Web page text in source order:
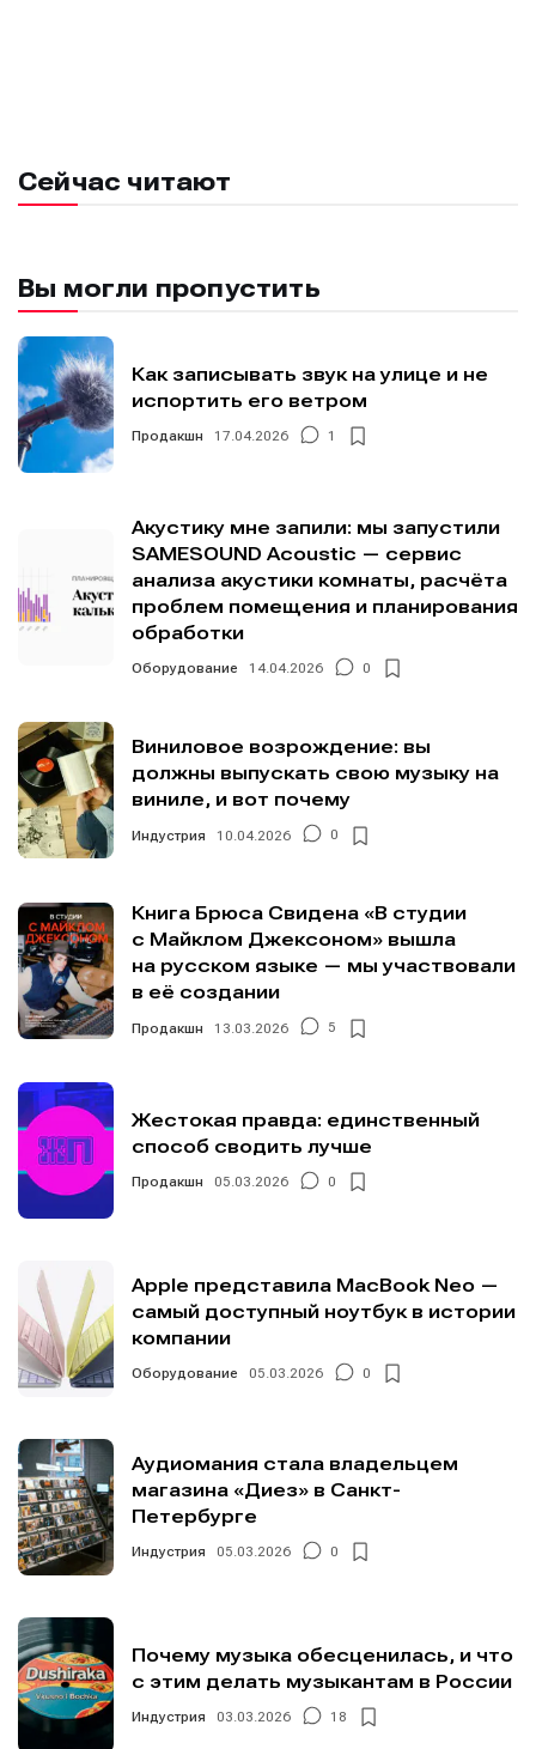
Сейчас читают
Вы могли пропустить
Как записывать звук на улице и не
испортить его ветром
Продакшн 17.04.2026 1
Акустику мне запили: мы запустили
SAMESOUND Acoustic — сервис
анализа акустики комнаты, расчёта
проблем помещения и планирования
обработки
Оборудование 14.04.2026 0
Виниловое возрождение: вы
должны выпускать свою музыку на
виниле, и вот почему
Индустрия 10.04.2026 0
Книга Брюса Свидена «В студии
с Майклом Джексоном» вышла
на русском языке — мы участвовали
в её создании
Продакшн 13.03.2026 5
Жестокая правда: единственный
способ сводить лучше
Продакшн 05.03.2026 0
Apple представила MacBook Neo —
самый доступный ноутбук в истории
компании
Оборудование 05.03.2026 0
Аудиомания стала владельцем
магазина «Диез» в Санкт-
Петербурге
Индустрия 05.03.2026 0
Почему музыка обесценилась, и что
с этим делать музыкантам в России
Индустрия 03.03.2026 18